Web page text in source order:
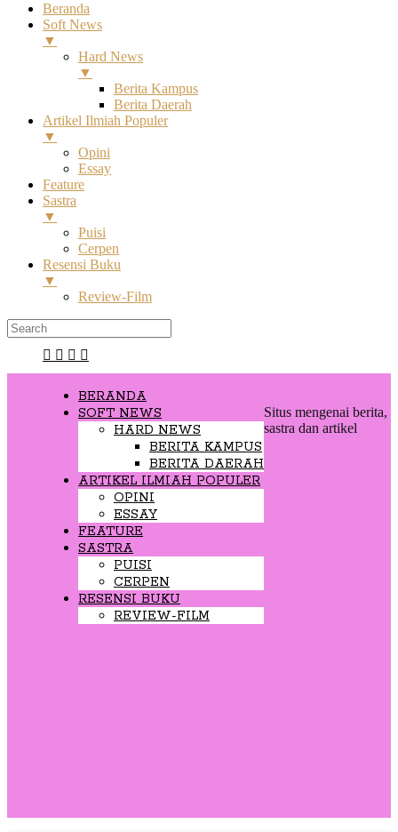
Beranda
Soft News
▼
Hard News
▼
Berita Kampus
Berita Daerah
Artikel Ilmiah Populer
▼
Opini
Essay
Feature
Sastra
▼
Puisi
Cerpen
Resensi Buku
▼
Review-Film
BERANDA
SOFT NEWS
HARD NEWS
BERITA KAMPUS
BERITA DAERAH
ARTIKEL ILMIAH POPULER
OPINI
ESSAY
FEATURE
SASTRA
PUISI
CERPEN
RESENSI BUKU
REVIEW-FILM
Situs mengenai berita,
sastra dan artikel